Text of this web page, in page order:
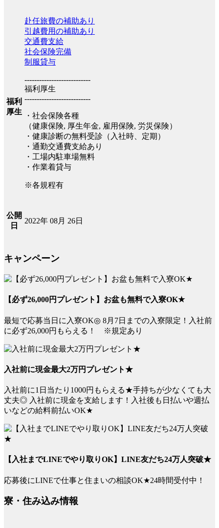
福利
厚生
赴任旅費の補助あり
引越費用の補助あり
交通費支給
社会保険完備
制服貸与
---------------------------
福利厚生
---------------------------
・社会保険各種
（健康保険, 厚生年金, 雇用保険, 労災保険）
・健康診断の無料受診（入社時、定期）
・通勤交通費支給あり
・工場内駐車場無料
・作業着貸与
※各規程有
公開
日
2022年 08月 26日
キャンペーン
【必ず26,000円プレゼント】お盆も無料で入寮OK★
最短で応募当日に入寮OK◎ 8月7日までの入寮限定！入社前
に必ず26,000円もらえる！ ※規定あり
入社前に現金最大2万円プレゼント★
入社前に1日当たり1000円もらえる★手持ちが少なくても大
丈夫◎ 入社前に現金を支給します！入社後も日払いや週払
いなどの給料前払いOK★
【入社までLINEでやり取りOK】LINE友だち24万人突破★
応募後にLINEで仕事と住まいの相談OK★24時間受付中！
寮・住み込み情報